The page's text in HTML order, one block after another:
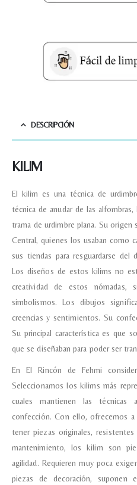
DESCRIPCIÓN
KILIM
El kilim es una técnica de
técnica de anudar de las
trama de urdimbre plana. Su
Central, quienes los usaban como
sus tiendas para resguardarse
Los diseños de estos kilims no
creatividad de estos nómadas,
simbolismos. Los dibujos
creencias y sentimientos. Su
Su principal característica es que
que se diseñaban para poder ser
En El Rincón de Fehmi
Seleccionamos los kilims más
cuales mantienen las técnicas
confección. Con ello, ofrecemos
tener piezas originales,
mantenimiento, los kilim son
agilidad. Requieren muy poca
piezas de decoración, suponen